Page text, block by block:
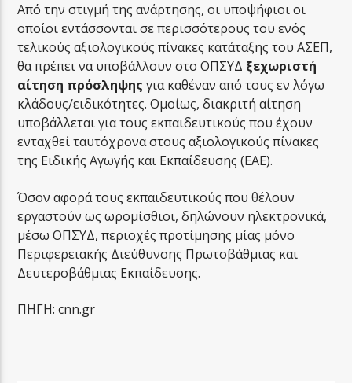
Από την στιγμή της ανάρτησης, οι υποψήφιοι οι
οποίοι εντάσσονται σε περισσότερους του ενός
τελικούς αξιολογικούς πίνακες κατάταξης του ΑΣΕΠ,
θα πρέπει να υποβάλλουν στο ΟΠΣΥΔ ξεχωριστή
αίτηση πρόσληψης για καθέναν από τους εν λόγω
κλάδους/ειδικότητες. Ομοίως, διακριτή αίτηση
υποβάλλεται για τους εκπαιδευτικούς που έχουν
ενταχθεί ταυτόχρονα στους αξιολογικούς πίνακες
της Ειδικής Αγωγής και Εκπαίδευσης (ΕΑΕ).
Όσον αφορά τους εκπαιδευτικούς που θέλουν
εργαστούν ως ωρομίσθιοι, δηλώνουν ηλεκτρονικά,
μέσω ΟΠΣΥΔ, περιοχές προτίμησης μίας μόνο
Περιφερειακής Διεύθυνσης Πρωτοβάθμιας και
Δευτεροβάθμιας Εκπαίδευσης.
ΠΗΓΗ: cnn.gr